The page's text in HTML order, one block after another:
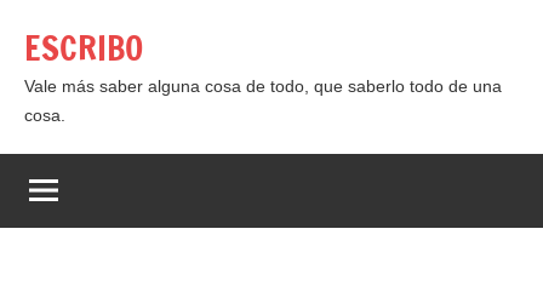
contenido
ESCRIBO
Vale más saber alguna cosa de todo, que saberlo todo de una
cosa.